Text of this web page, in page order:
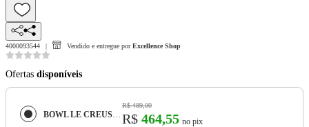
4000093544 Vendido e entregue por Excellence Shop
Ofertas disponíveis
BOWL LE CREUSET REDONDO EM CERÂMICA VERMELHO 24CM 80104440600007
R$ 489,00
R$ 464,55 no pix